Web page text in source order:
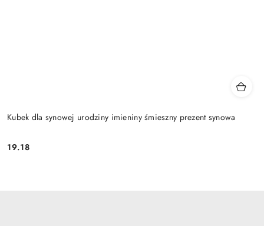
Kubek dla synowej urodziny imieniny śmieszny prezent synowa
Cena:
19.18